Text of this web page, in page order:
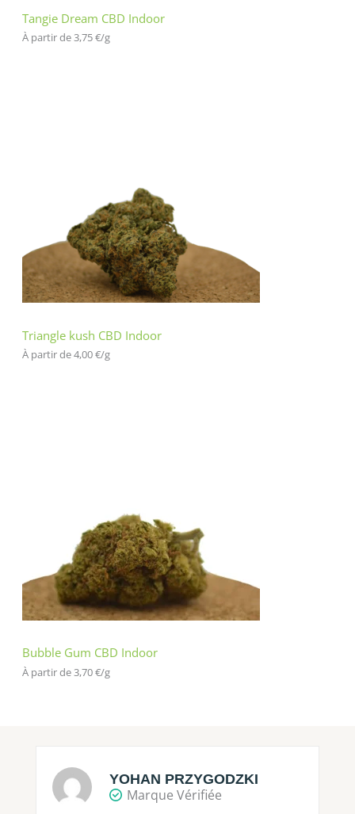
Tangie Dream CBD Indoor
À partir de 3,75€/g
Triangle kush CBD Indoor
À partir de 4,00€/g
Bubble Gum CBD Indoor
À partir de 3,70€/g
YOHAN PRZYGODZKI
Marque Vérifiée